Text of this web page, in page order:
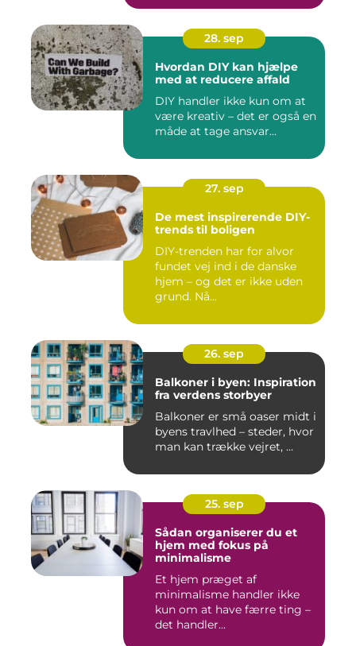
28. sep
Hvordan DIY kan hjælpe
med at reducere affald
DIY handler ikke kun om at
være kreativ – det er også en
måde at tage ansvar...
27. sep
De mest inspirerende DIY-
trends til boligen
DIY-trenden har for alvor
fundet vej ind i de danske
hjem – og det er ikke uden
grund. Nå...
26. sep
Balkoner i byen: Inspiration
fra verdens storbyer
Balkoner er små oaser midt i
byens travlhed – steder, hvor
man kan trække vejret, ...
25. sep
Sådan organiserer du et
hjem med fokus på
minimalisme
Et hjem præget af
minimalisme handler ikke
kun om at have færre ting –
det handler...